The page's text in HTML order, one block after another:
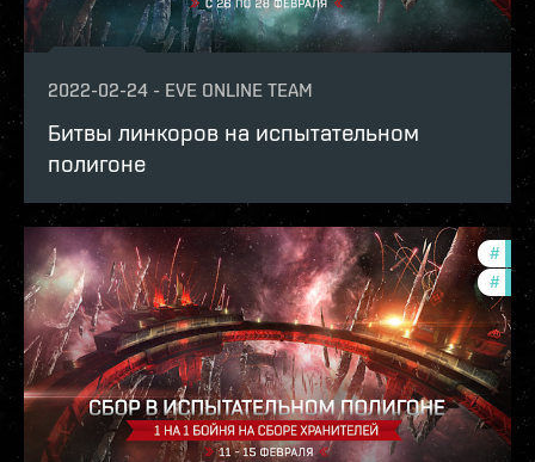
2022-02-24 - EVE ONLINE TEAM
Битвы линкоров на испытательном
полигоне
#
#